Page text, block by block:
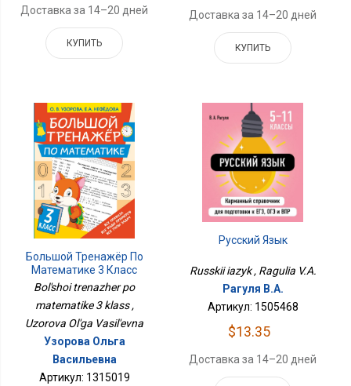
Доставка за 14–20 дней
КУПИТЬ
Доставка за 14–20 дней
КУПИТЬ
Большой Тренажёр По
Математике 3 Класс
Bol'shoi trenazher po
matematike 3 klass ,
Uzorova Ol'ga Vasil'evna
Узорова Ольга
Васильевна
Артикул: 1315019
Русский Язык
Russkii iazyk , Ragulia V.A.
Рагуля В.А.
Артикул: 1505468
$13.35
Доставка за 14–20 дней